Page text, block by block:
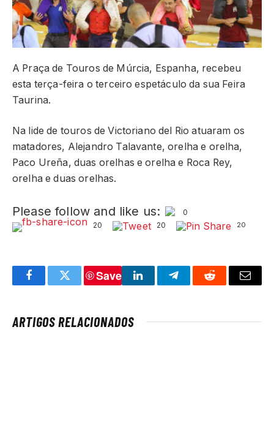
A Praça de Touros de Múrcia, Espanha, recebeu
esta terça-feira o terceiro espetáculo da sua Feira
Taurina.
Na lide de touros de Victoriano del Rio atuaram os
matadores, Alejandro Talavante, orelha e orelha,
Paco Ureña, duas orelhas e orelha e Roca Rey,
orelha e duas orelhas.
Please follow and like us:
0
20
20 20
FacebookTwitter
Save
LinkedInTelegramReddit Email
ARTIGOS RELACIONADOS